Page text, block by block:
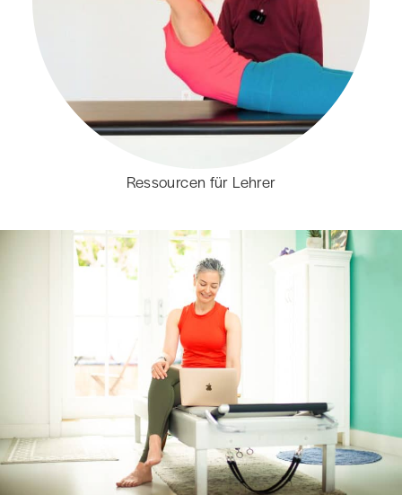
Ressourcen für Lehrer